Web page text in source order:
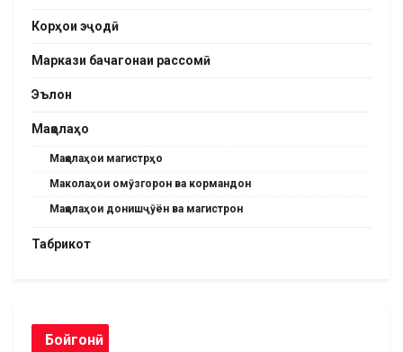
Корҳои эҷодӣ
Маркази бачагонаи рассомӣ
Эълон
Мақолаҳо
Мақолаҳои магистрҳо
Маколаҳои омӯзгорон ва кормандон
Мақолаҳои донишҷӯён ва магистрон
Табрикот
Бойгонӣ